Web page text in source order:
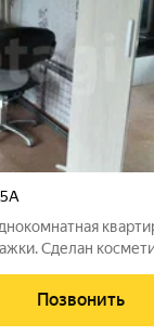
Сделан
балкон,
Кухня
Позвонить